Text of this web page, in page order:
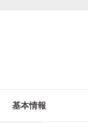
基本情報